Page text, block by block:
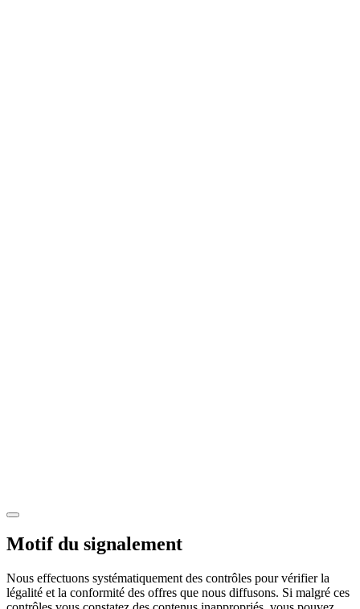
Motif du signalement
Nous effectuons systématiquement des contrôles pour vérifier la
légalité et la conformité des offres que nous diffusons. Si malgré ces